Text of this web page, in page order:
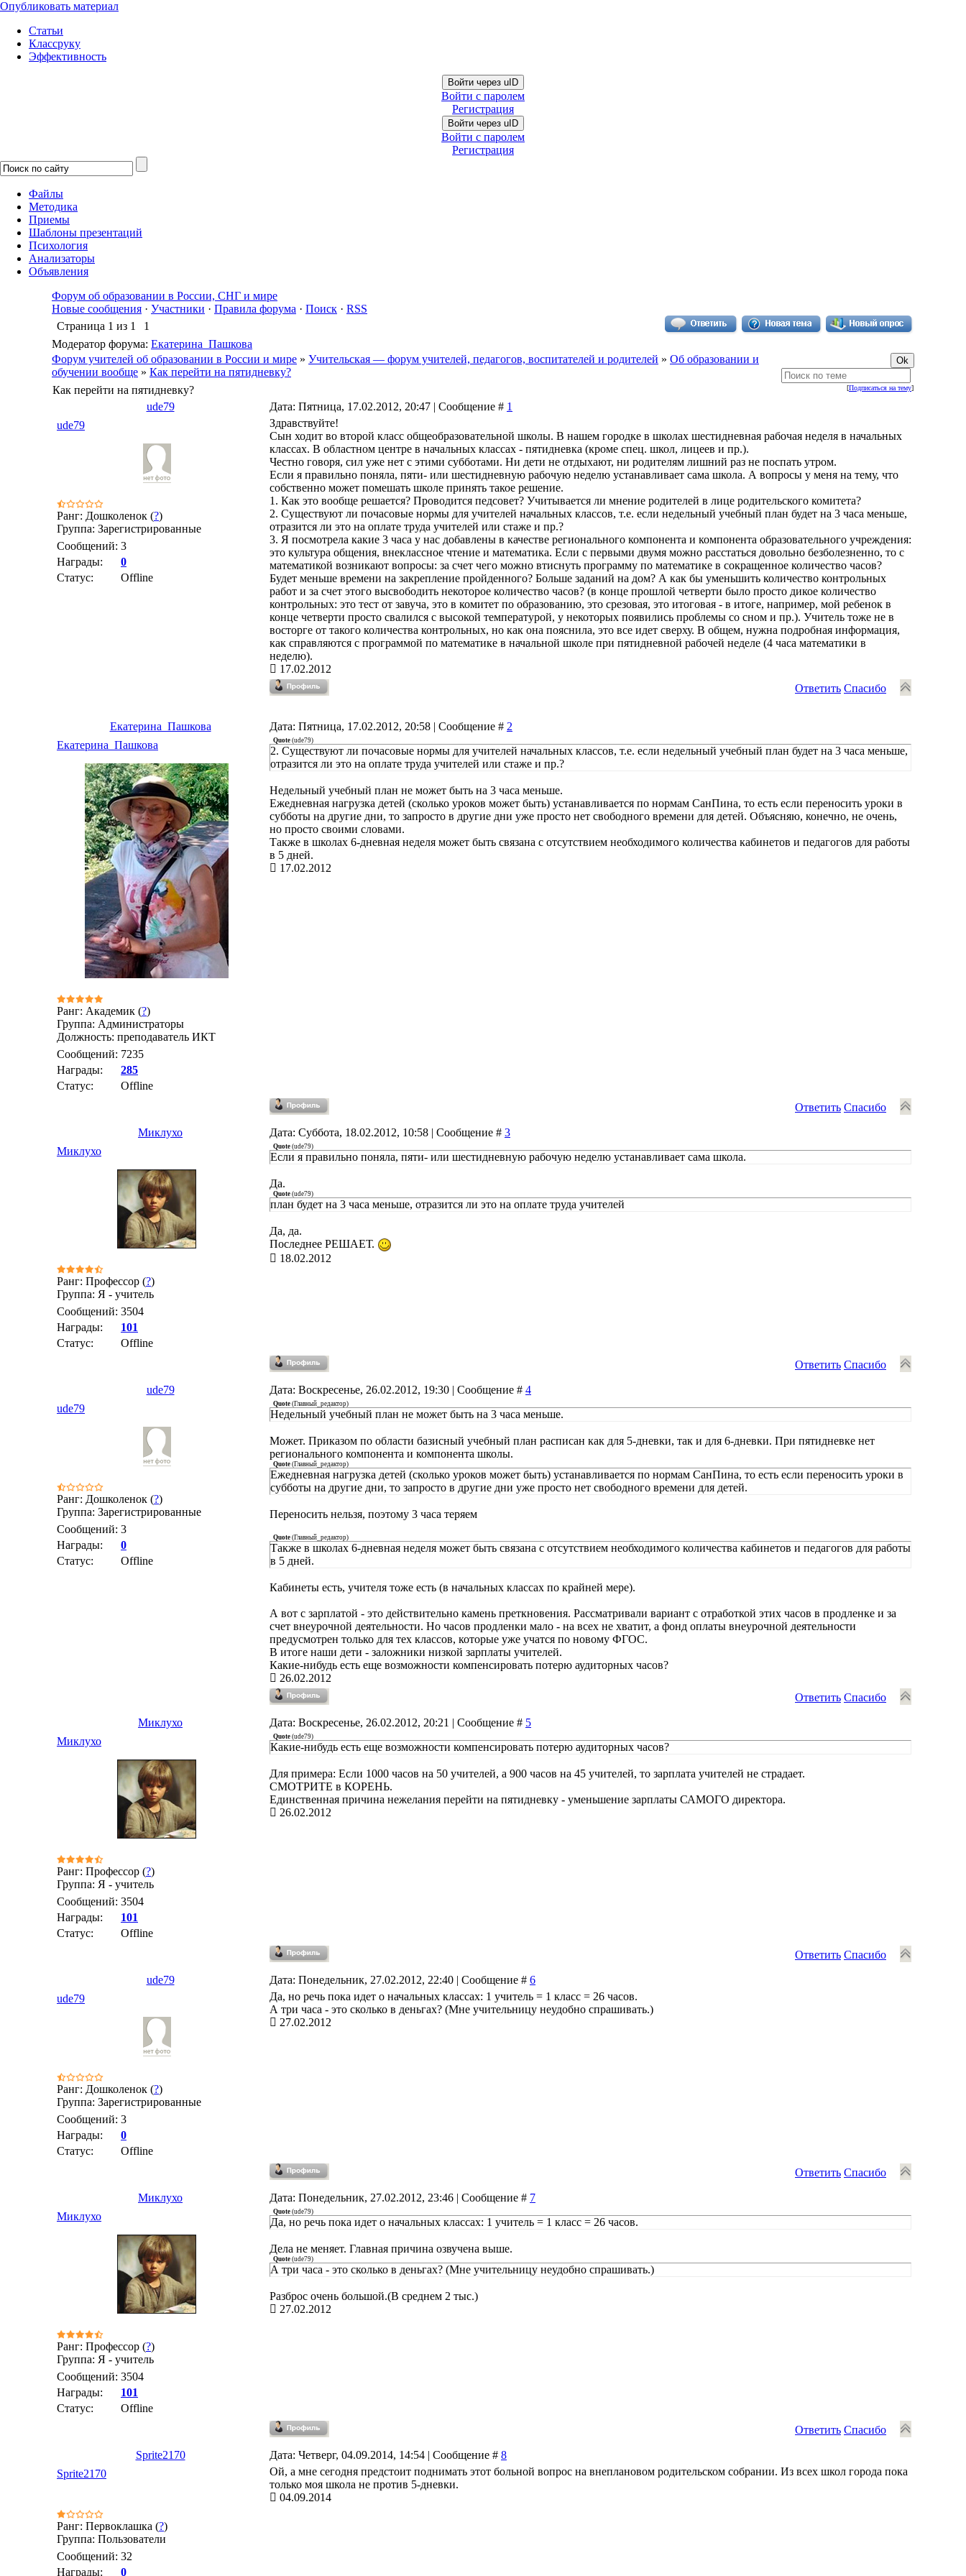
Опубликовать материал
Статьи
Классруку
Эффективность
Войти через uID
Войти с паролем
Регистрация
Войти через uID
Войти с паролем
Регистрация
Файлы
Методика
Приемы
Шаблоны презентаций
Психология
Анализаторы
Объявления
Форум об образовании в России, СНГ и мире
Новые сообщения · Участники · Правила форума · Поиск · RSS
Страница 1 из 1
1
Модератор форума: Екатерина_Пашкова
Форум учителей об образовании в России и мире » Учительская — форум учителей, педагогов, воспитателей и родителей » Об образовании и
обучении вообще » Как перейти на пятидневку?
[Подписаться на тему]
Как перейти на пятидневку?
ude79
Дата: Пятница, 17.02.2012, 20:47 | Сообщение # 1
ude79
Ранг: Дошколенок (?)
Группа: Зарегистрированные
Сообщений: 3
Награды:
0
Статус:
Offline
Здравствуйте!
Сын ходит во второй класс общеобразовательной школы. В нашем городке в школах шестидневная рабочая неделя в начальных
классах. В областном центре в начальных классах - пятидневка (кроме спец. школ, лицеев и пр.).
Честно говоря, сил уже нет с этими субботами. Ни дети не отдыхают, ни родителям лишний раз не поспать утром.
Если я правильно поняла, пяти- или шестидневную рабочую неделю устанавливает сама школа. А вопросы у меня на тему, что
собственно может помешать школе принять такое решение.
1. Как это вообще решается? Проводится педсовет? Учитывается ли мнение родителей в лице родительского комитета?
2. Существуют ли почасовые нормы для учителей начальных классов, т.е. если недельный учебный план будет на 3 часа меньше,
отразится ли это на оплате труда учителей или стаже и пр.?
3. Я посмотрела какие 3 часа у нас добавлены в качестве регионального компонента и компонента образовательного учреждения:
это культура общения, внеклассное чтение и математика. Если с первыми двумя можно расстаться довольно безболезненно, то с
математикой возникают вопросы: за счет чего можно втиснуть программу по математике в сокращенное количество часов?
Будет меньше времени на закрепление пройденного? Больше заданий на дом? А как бы уменьшить количество контрольных
работ и за счет этого высвободить некоторое количество часов? (в конце прошлой четверти было просто дикое количество
контрольных: это тест от завуча, это в комитет по образованию, это срезовая, это итоговая - в итоге, например, мой ребенок в
конце четверти просто свалился с высокой температурой, у некоторых появились проблемы со сном и пр.). Учитель тоже не в
восторге от такого количества контрольных, но как она пояснила, это все идет сверху. В общем, нужна подробная информация,
как справляются с программой по математике в начальной школе при пятидневной рабочей неделе (4 часа математики в
неделю).
17.02.2012
Ответить Спасибо
Екатерина_Пашкова Дата: Пятница, 17.02.2012, 20:58 | Сообщение # 2
Екатерина_Пашкова
Ранг: Академик (?)
Группа: Администраторы
Должность: преподаватель ИКТ
Сообщений: 7235
Награды:
285
Статус:
Offline
Quote (ude79)
2. Существуют ли почасовые нормы для учителей начальных классов, т.е. если недельный учебный план будет на 3 часа меньше,
отразится ли это на оплате труда учителей или стаже и пр.?
Недельный учебный план не может быть на 3 часа меньше.
Ежедневная нагрузка детей (сколько уроков может быть) устанавливается по нормам СанПина, то есть если переносить уроки в
субботы на другие дни, то запросто в другие дни уже просто нет свободного времени для детей. Объясняю, конечно, не очень,
но просто своими словами.
Также в школах 6-дневная неделя может быть связана с отсутствием необходимого количества кабинетов и педагогов для работы
в 5 дней.
17.02.2012
Ответить Спасибо
Миклухо Дата: Суббота, 18.02.2012, 10:58 | Сообщение # 3
Миклухо
Ранг: Профессор (?)
Группа: Я - учитель
Сообщений: 3504
Награды:
101
Статус:
Offline
Quote (ude79)
Если я правильно поняла, пяти- или шестидневную рабочую неделю устанавливает сама школа.
Да.
Quote (ude79)
план будет на 3 часа меньше, отразится ли это на оплате труда учителей
Да, да.
Последнее РЕШАЕТ.
18.02.2012
Ответить Спасибо
ude79 Дата: Воскресенье, 26.02.2012, 19:30 | Сообщение # 4
ude79
Ранг: Дошколенок (?)
Группа: Зарегистрированные
Сообщений: 3
Награды:
0
Статус:
Offline
Quote (Главный_редактор)
Недельный учебный план не может быть на 3 часа меньше.
Может. Приказом по области базисный учебный план расписан как для 5-дневки, так и для 6-дневки. При пятидневке нет
регионального компонента и компонента школы.
Quote (Главный_редактор)
Ежедневная нагрузка детей (сколько уроков может быть) устанавливается по нормам СанПина, то есть если переносить уроки в
субботы на другие дни, то запросто в другие дни уже просто нет свободного времени для детей.
Переносить нельзя, поэтому 3 часа теряем
Quote (Главный_редактор)
Также в школах 6-дневная неделя может быть связана с отсутствием необходимого количества кабинетов и педагогов для работы
в 5 дней.
Кабинеты есть, учителя тоже есть (в начальных классах по крайней мере).
А вот с зарплатой - это действительно камень преткновения. Рассматривали вариант с отработкой этих часов в продленке и за
счет внеурочной деятельности. Но часов продленки мало - на всех не хватит, а фонд оплаты внеурочной деятельности
предусмотрен только для тех классов, которые уже учатся по новому ФГОС.
В итоге наши дети - заложники низкой зарплаты учителей.
Какие-нибудь есть еще возможности компенсировать потерю аудиторных часов?
26.02.2012
Ответить Спасибо
Миклухо Дата: Воскресенье, 26.02.2012, 20:21 | Сообщение # 5
Миклухо
Ранг: Профессор (?)
Группа: Я - учитель
Сообщений: 3504
Награды:
101
Статус:
Offline
Quote (ude79)
Какие-нибудь есть еще возможности компенсировать потерю аудиторных часов?
Для примера: Если 1000 часов на 50 учителей, а 900 часов на 45 учителей, то зарплата учителей не страдает.
СМОТРИТЕ в КОРЕНЬ.
Единственная причина нежелания перейти на пятидневку - уменьшение зарплаты САМОГО директора.
26.02.2012
Ответить Спасибо
ude79 Дата: Понедельник, 27.02.2012, 22:40 | Сообщение # 6
ude79
Ранг: Дошколенок (?)
Группа: Зарегистрированные
Сообщений: 3
Награды:
0
Статус:
Offline
Да, но речь пока идет о начальных классах: 1 учитель = 1 класс = 26 часов.
А три часа - это сколько в деньгах? (Мне учительницу неудобно спрашивать.)
27.02.2012
Ответить Спасибо
Миклухо Дата: Понедельник, 27.02.2012, 23:46 | Сообщение # 7
Миклухо
Ранг: Профессор (?)
Группа: Я - учитель
Сообщений: 3504
Награды:
101
Статус:
Offline
Quote (ude79)
Да, но речь пока идет о начальных классах: 1 учитель = 1 класс = 26 часов.
Дела не меняет. Главная причина озвучена выше.
Quote (ude79)
А три часа - это сколько в деньгах? (Мне учительницу неудобно спрашивать.)
Разброс очень большой.(В среднем 2 тыс.)
27.02.2012
Ответить Спасибо
Sprite2170 Дата: Четверг, 04.09.2014, 14:54 | Сообщение # 8
Sprite2170
Ранг: Первоклашка (?)
Группа: Пользователи
Сообщений: 32
Награды:
0
Ой, а мне сегодня предстоит поднимать этот больной вопрос на внеплановом родительском собрании. Из всех школ города пока
только моя школа не против 5-дневки.
04.09.2014